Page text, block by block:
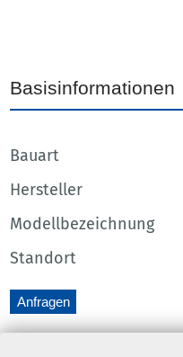
Basisinformationen
Bauart
Hersteller
Modellbezeichnung
Standort
Anfragen